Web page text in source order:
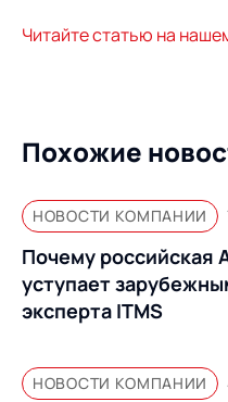
Предложение для
База знаний
Читайте статью на
Похожие
НОВОСТИ КОМПАНИИ
Почему российская
уступает
эксперта ITMS
НОВОСТИ КОМПАНИИ